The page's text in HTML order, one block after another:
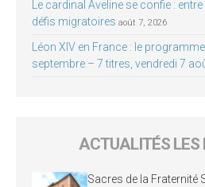
Le cardinal Aveline se confie :
défis migratoires août 7, 2026
Léon XIV en France : le
septembre – 7 titres, vendredi 7
ACTUALITÉS LES
Sacres de la Fraternité